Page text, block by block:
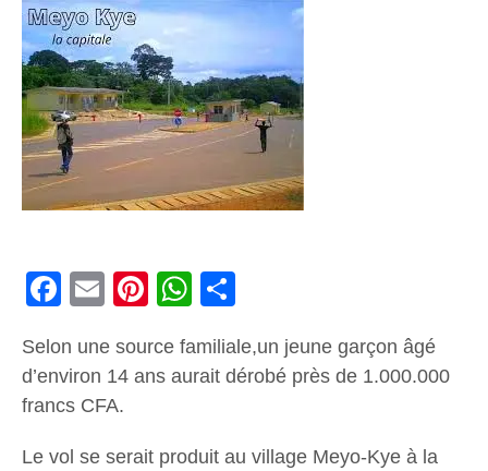
Facebook
Email PinterestWhatsApp
Selon une source familiale,un jeune garçon âgé
d’environ 14 ans aurait dérobé près de 1.000.000
francs CFA.
Le vol se serait produit au village Meyo-Kye à la